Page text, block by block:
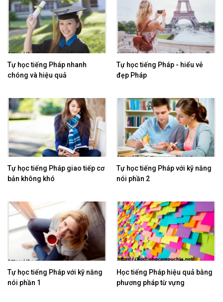
​Tự học tiếng Pháp nhanh
chóng và hiệu quả
​Tự học tiếng Pháp - hiểu vẻ
đẹp Pháp
Tự học tiếng Pháp giao tiếp cơ
bản không khó
Tự học tiếng Pháp với kỹ năng
nói phần 2
Tự học tiếng Pháp với kỹ năng
nói phần 1
​Học tiếng Pháp hiệu quả bằng
phương pháp từ vựng